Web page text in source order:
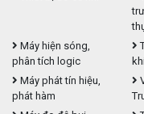
Máy hiện sóng,
phân tích logic
Máy phát tín hiệu,
phát hàm